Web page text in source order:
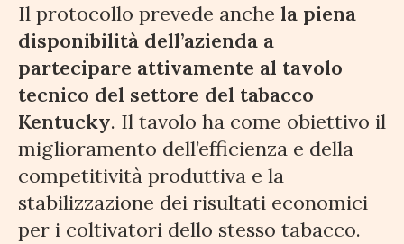
Il protocollo prevede anche la piena
disponibilità dell’azienda a
partecipare attivamente al tavolo
tecnico del settore del tabacco
Kentucky. Il tavolo ha come obiettivo il
miglioramento dell’efficienza e della
competitività produttiva e la
stabilizzazione dei risultati economici
per i coltivatori dello stesso tabacco.